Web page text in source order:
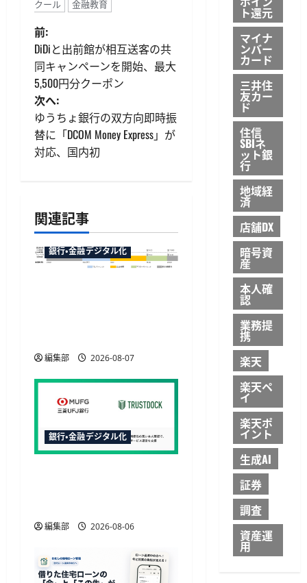
クール
金融教育
投
稿
ナ
ビ
ゲ
シ
ョ
ン
前:
DiDiと出前館が相互送客の共
同キャンペーンを開始、最大
5,500円分クーポン
次へ:
ゆうちょ銀行の双方向即時振
替に「DCOM Money Express」が
対応、国内初
関連記事
銀行・金融デジタル化
編集部 2026-08-07
銀行・金融デジタル化
編集部 2026-08-06
ト還元
マイナ
ンバー
カード
三井住
友カー
ド
住信
SBIネ
ット銀
行
地域経
済
店舗DX
暗号資
産
本人確
認
業務提
携
楽天
楽天ペ
イ
楽天ポ
イント
生成AI
証券
調査
資産運
用